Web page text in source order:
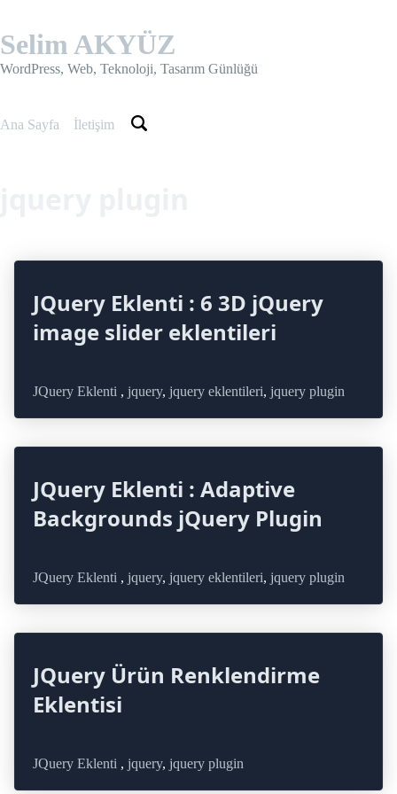
content
Selim AKYÜZ
WordPress, Web, Teknoloji, Tasarım Günlüğü
Ana Sayfa İletişim
JQuery Eklenti : 6 3D jQuery
image slider eklentileri
JQuery Eklenti , jquery, jquery eklentileri, jquery plugin
JQuery Eklenti : Adaptive
Backgrounds jQuery Plugin
JQuery Eklenti , jquery, jquery eklentileri, jquery plugin
JQuery Ürün Renklendirme
Eklentisi
JQuery Eklenti , jquery, jquery plugin